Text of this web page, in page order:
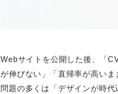
Webサイトを公開した後、「
が伸びない」「直帰率が高い
問題の多くは「デザインが時